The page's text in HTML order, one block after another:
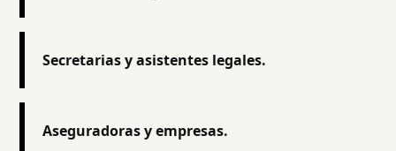
Secretarias y asistentes legales.
Aseguradoras y empresas.